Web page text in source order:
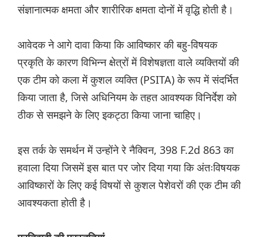
संज्ञानात्मक क्षमता और शारीरिक क्षमता दोनों में वृद्धि होती है।
आवेदक ने आगे दावा किया कि आविष्कार की बहु-विषयक
प्रकृति के कारण विभिन्न क्षेत्रों में विशेषज्ञता वाले व्यक्तियों की
एक टीम को कला में कुशल व्यक्ति (PSITA) के रूप में संदर्भित
किया जाता है, जिसे अधिनियम के तहत आवश्यक विनिर्देश को
ठीक से समझने के लिए इकट्ठा किया जाना चाहिए।
इस तर्क के समर्थन में उन्होंने रे नैक्विन, 398 F.2d 863 का
हवाला दिया जिसमें इस बात पर जोर दिया गया कि अंतःविषयक
आविष्कारों के लिए कई विषयों से कुशल पेशेवरों की एक टीम की
आवश्यकता होती है।